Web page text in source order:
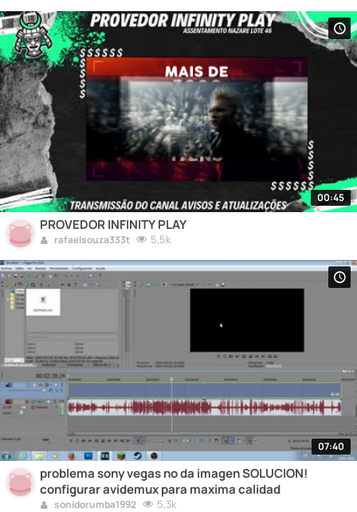
00:45
PROVEDOR INFINITY PLAY
rafaelsouza333t 5,5k
07:40
problema sony vegas no da imagen SOLUCION!
configurar avidemux para maxima calidad
sonidorumba1992 5,3k